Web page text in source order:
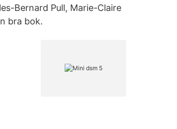
Bernard Pull, Marie-Claire
bra bok.